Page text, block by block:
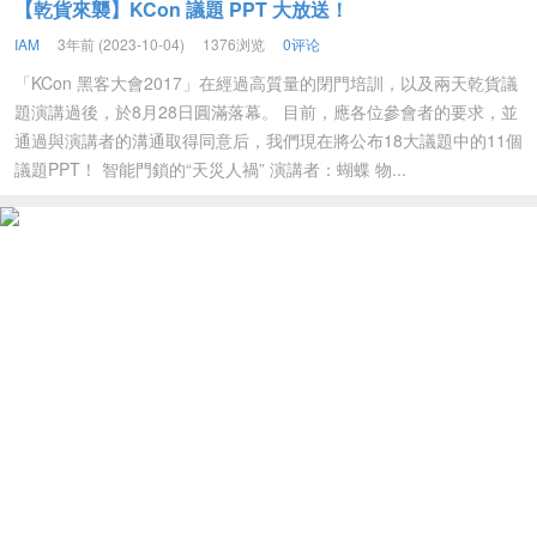
【乾貨來襲】KCon 議題 PPT 大放送！
IAM 3年前 (2023-10-04) 1376浏览 0评论
「KCon 黑客大會2017」在經過高質量的閉門培訓，以及兩天乾貨議
題演講過後，於8月28日圓滿落幕。 目前，應各位參會者的要求，並
通過與演講者的溝通取得同意后，我們現在將公布18大議題中的11個
議題PPT！ 智能門鎖的“天災人禍” 演講者：蝴蝶 物...